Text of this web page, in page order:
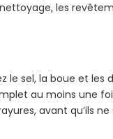
les
sel, la boue et les
au moins une
avant qu’ils ne